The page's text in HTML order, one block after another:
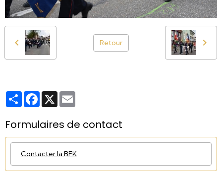
Retour
PartagerFacebook
X
Formulaires de contact
Contacter la BFK